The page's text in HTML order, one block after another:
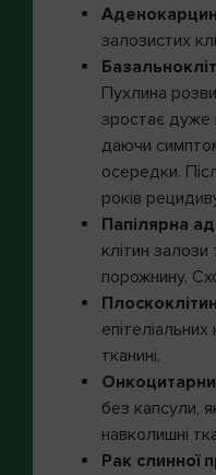
залозистих
Пухлина
зростає дуже
даючи
осередки.
років
Папілярна
клітин
порожнину.
епітеліальних
тканині.
без капсули,
навколишні
Рак слинної